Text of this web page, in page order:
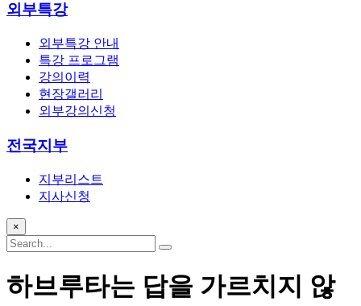
외부특강
외부특강 안내
특강 프로그램
강의이력
현장갤러리
외부강의신청
전국지부
지부리스트
지사신청
×
하브루타는 답을 가르치지 않